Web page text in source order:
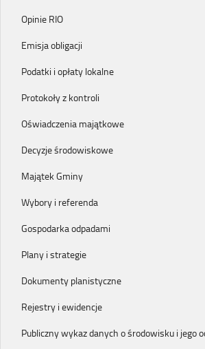
Opinie RIO
Emisja obligacji
Podatki i opłaty lokalne
Protokoły z kontroli
Oświadczenia majątkowe
Decyzje środowiskowe
Majątek Gminy
Wybory i referenda
Gospodarka odpadami
Plany i strategie
Dokumenty planistyczne
Rejestry i ewidencje
Publiczny wykaz danych o środowisku i jego